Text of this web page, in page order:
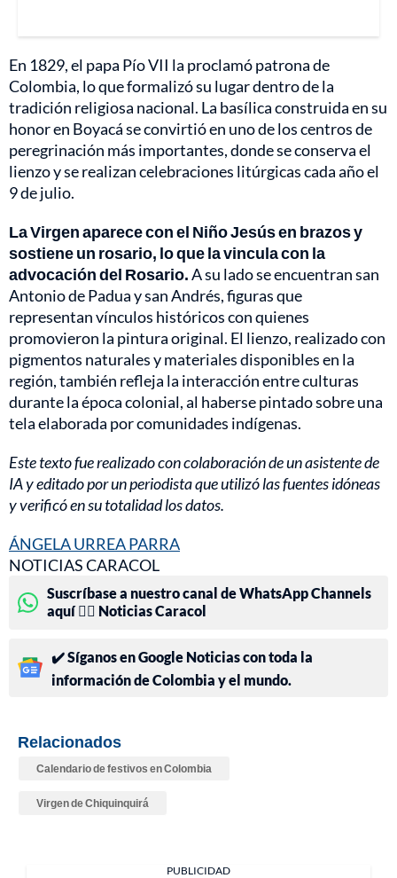
En 1829, el papa Pío VII la proclamó patrona de
Colombia, lo que formalizó su lugar dentro de la
tradición religiosa nacional. La basílica construida en su
honor en Boyacá se convirtió en uno de los centros de
peregrinación más importantes, donde se conserva el
lienzo y se realizan celebraciones litúrgicas cada año el
9 de julio.
La Virgen aparece con el Niño Jesús en brazos y
sostiene un rosario, lo que la vincula con la
advocación del Rosario.A su lado se encuentran san
Antonio de Padua y san Andrés, figuras que
representan vínculos históricos con quienes
promovieron la pintura original. El lienzo, realizado con
pigmentos naturales y materiales disponibles en la
región, también refleja la interacción entre culturas
durante la época colonial, al haberse pintado sobre una
tela elaborada por comunidades indígenas.
Este texto fue realizado con colaboración de un asistente de
IA y editado por un periodista que utilizó las fuentes idóneas
y verificó en su totalidad los datos.
ÁNGELA URREA PARRA
NOTICIAS CARACOL
Suscríbase a nuestro canal de WhatsApp Channels
aquí 👉🏻 Noticias Caracol
✔️ Síganos en Google Noticias con toda la
información de Colombia y el mundo.
Relacionados
Calendario de festivos en Colombia
Virgen de Chiquinquirá
PUBLICIDAD